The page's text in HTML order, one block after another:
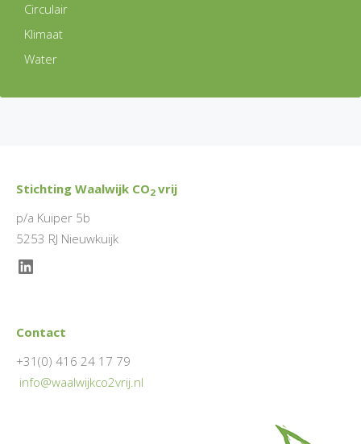
Circulair
Klimaat
Water
Stichting Waalwijk CO2vrij
p/a Kuiper 5b
5253 RJ Nieuwkuijk
LinkedIn
Contact
+31(0) 416 24 17 79
info@waalwijkco2vrij.nl